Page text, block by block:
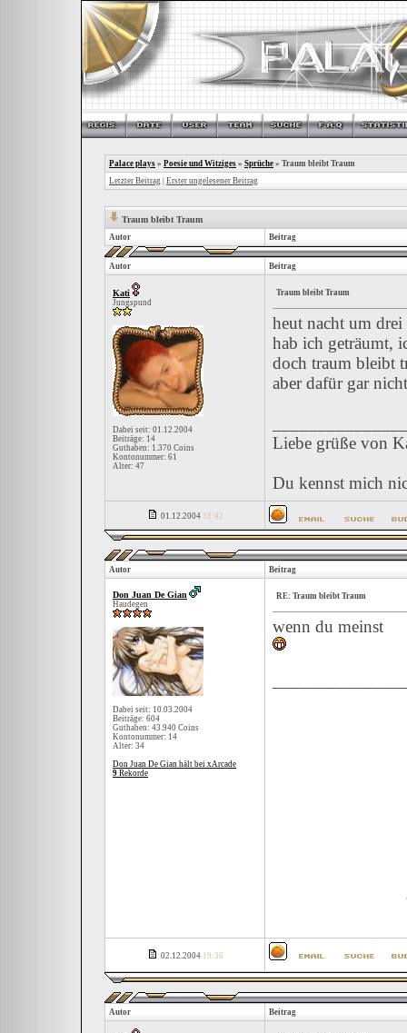
Palace plays » Poesie und Witziges » Sprüche » Traum bleibt Traum
Letzter Beitrag Erster ungelesener Beitrag
Traum bleibt Traum
Autor Beitrag
Autor Beitrag
Kati
Jungspund
Dabei seit: 01.12.2004
Beiträge: 14
Guthaben: 1.370 Coins
Kontonummer: 61
Alter: 47
Traum bleibt Traum
heut nacht um
hab ich geträumt,
doch traum bleibt
aber dafür gar
Liebe grüße von
Du kennst mich
01.12.2004 18:42
Autor Beitrag
Don Juan De Gian
Haudegen
Dabei seit: 10.03.2004
Beiträge: 604
Guthaben: 43.940 Coins
Kontonummer: 14
Alter: 34
Don Juan De Gian hält bei xArcade
9 Rekorde
RE: Traum bleibt Traum
wenn du meinst
02.12.2004 19:36
Autor Beitrag